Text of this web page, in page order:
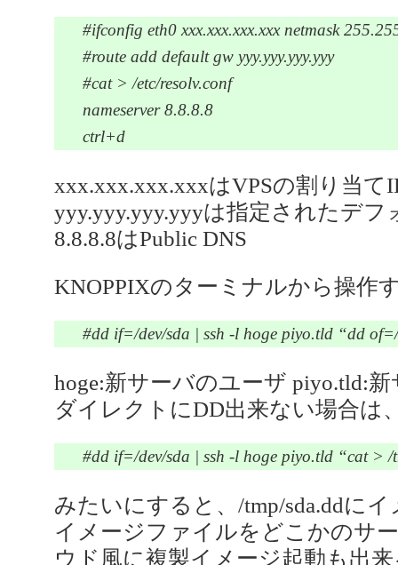
#ifconfig eth0 xxx.xxx.xxx.xxx netmask
#route add default gw yyy.yyy.yyy.yyy
#cat > /etc/resolv.conf
nameserver 8.8.8.8
ctrl+d
xxx.xxx.xxx.xxxはVPSの割り当て
yyy.yyy.yyy.yyyは指定されたデ
8.8.8.8はPublic DNS
KNOPPIXのターミナルから操作
#dd if=/dev/sda | ssh -l hoge piyo.tld “dd
hoge:新サーバのユーザ piyo.tld:
ダイレクトにDD出来ない場合は
#dd if=/dev/sda | ssh -l hoge piyo.tld “cat > /
みたいにすると、/tmp/sda.ddに
イメージファイルをどこかのサ
ウド風に複製イメージ起動も出